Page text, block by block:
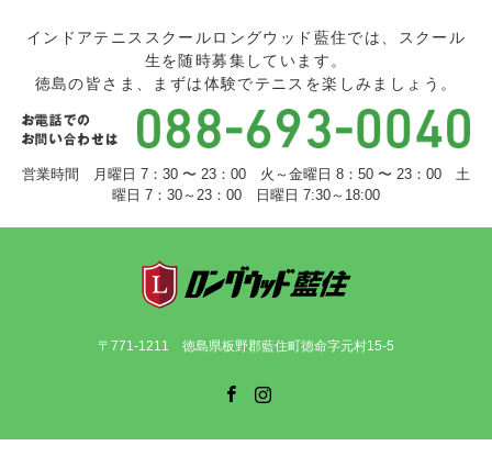
インドアテニススクールロングウッド藍住では、スクール
生を随時募集しています。
徳島の皆さま、まずは体験でテニスを楽しみましょう。
営業時間 月曜日 7：30 〜 23：00 火～金曜日 8：50 〜 23：00 土
曜日 7：30～23：00 日曜日 7:30～18:00
〒771-1211 徳島県板野郡藍住町徳命字元村15-5